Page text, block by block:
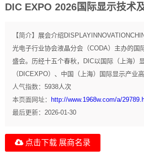
DIC EXPO 2026国际显示技术
【简介】 展会介绍
光电子行业协会液晶分会（CODA）主办的国
盛会。历经十五个春秋，DIC以国际（上海）
（DICEXPO）、中国（上海）国际显示产业高
人气指数： 5938人次
本页面网址：
http://www.1968w.com/a/
最后更新： 2026-01-30
点击下载 展商名录